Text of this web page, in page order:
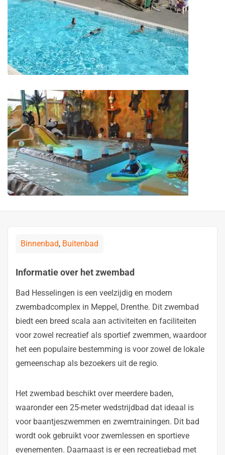
Binnenbad, Buitenbad
Informatie over het zwembad
Bad Hesselingen is een veelzijdig en modern
zwembadcomplex in Meppel, Drenthe. Dit zwembad
biedt een breed scala aan activiteiten en faciliteiten
voor zowel recreatief als sportief zwemmen, waardoor
het een populaire bestemming is voor zowel de lokale
gemeenschap als bezoekers uit de regio.
Het zwembad beschikt over meerdere baden,
waaronder een 25-meter wedstrijdbad dat ideaal is
voor baantjeszwemmen en zwemtrainingen. Dit bad
wordt ook gebruikt voor zwemlessen en sportieve
evenementen. Daarnaast is er een recreatiebad met